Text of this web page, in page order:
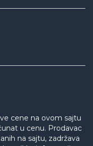
cene na ovom sajtu
u cenu. Prodavac
na sajtu, zadržava